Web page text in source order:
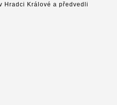
Hradci Králové a předvedli